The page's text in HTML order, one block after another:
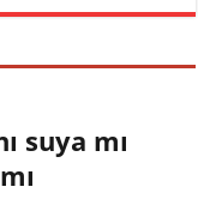
suya mı